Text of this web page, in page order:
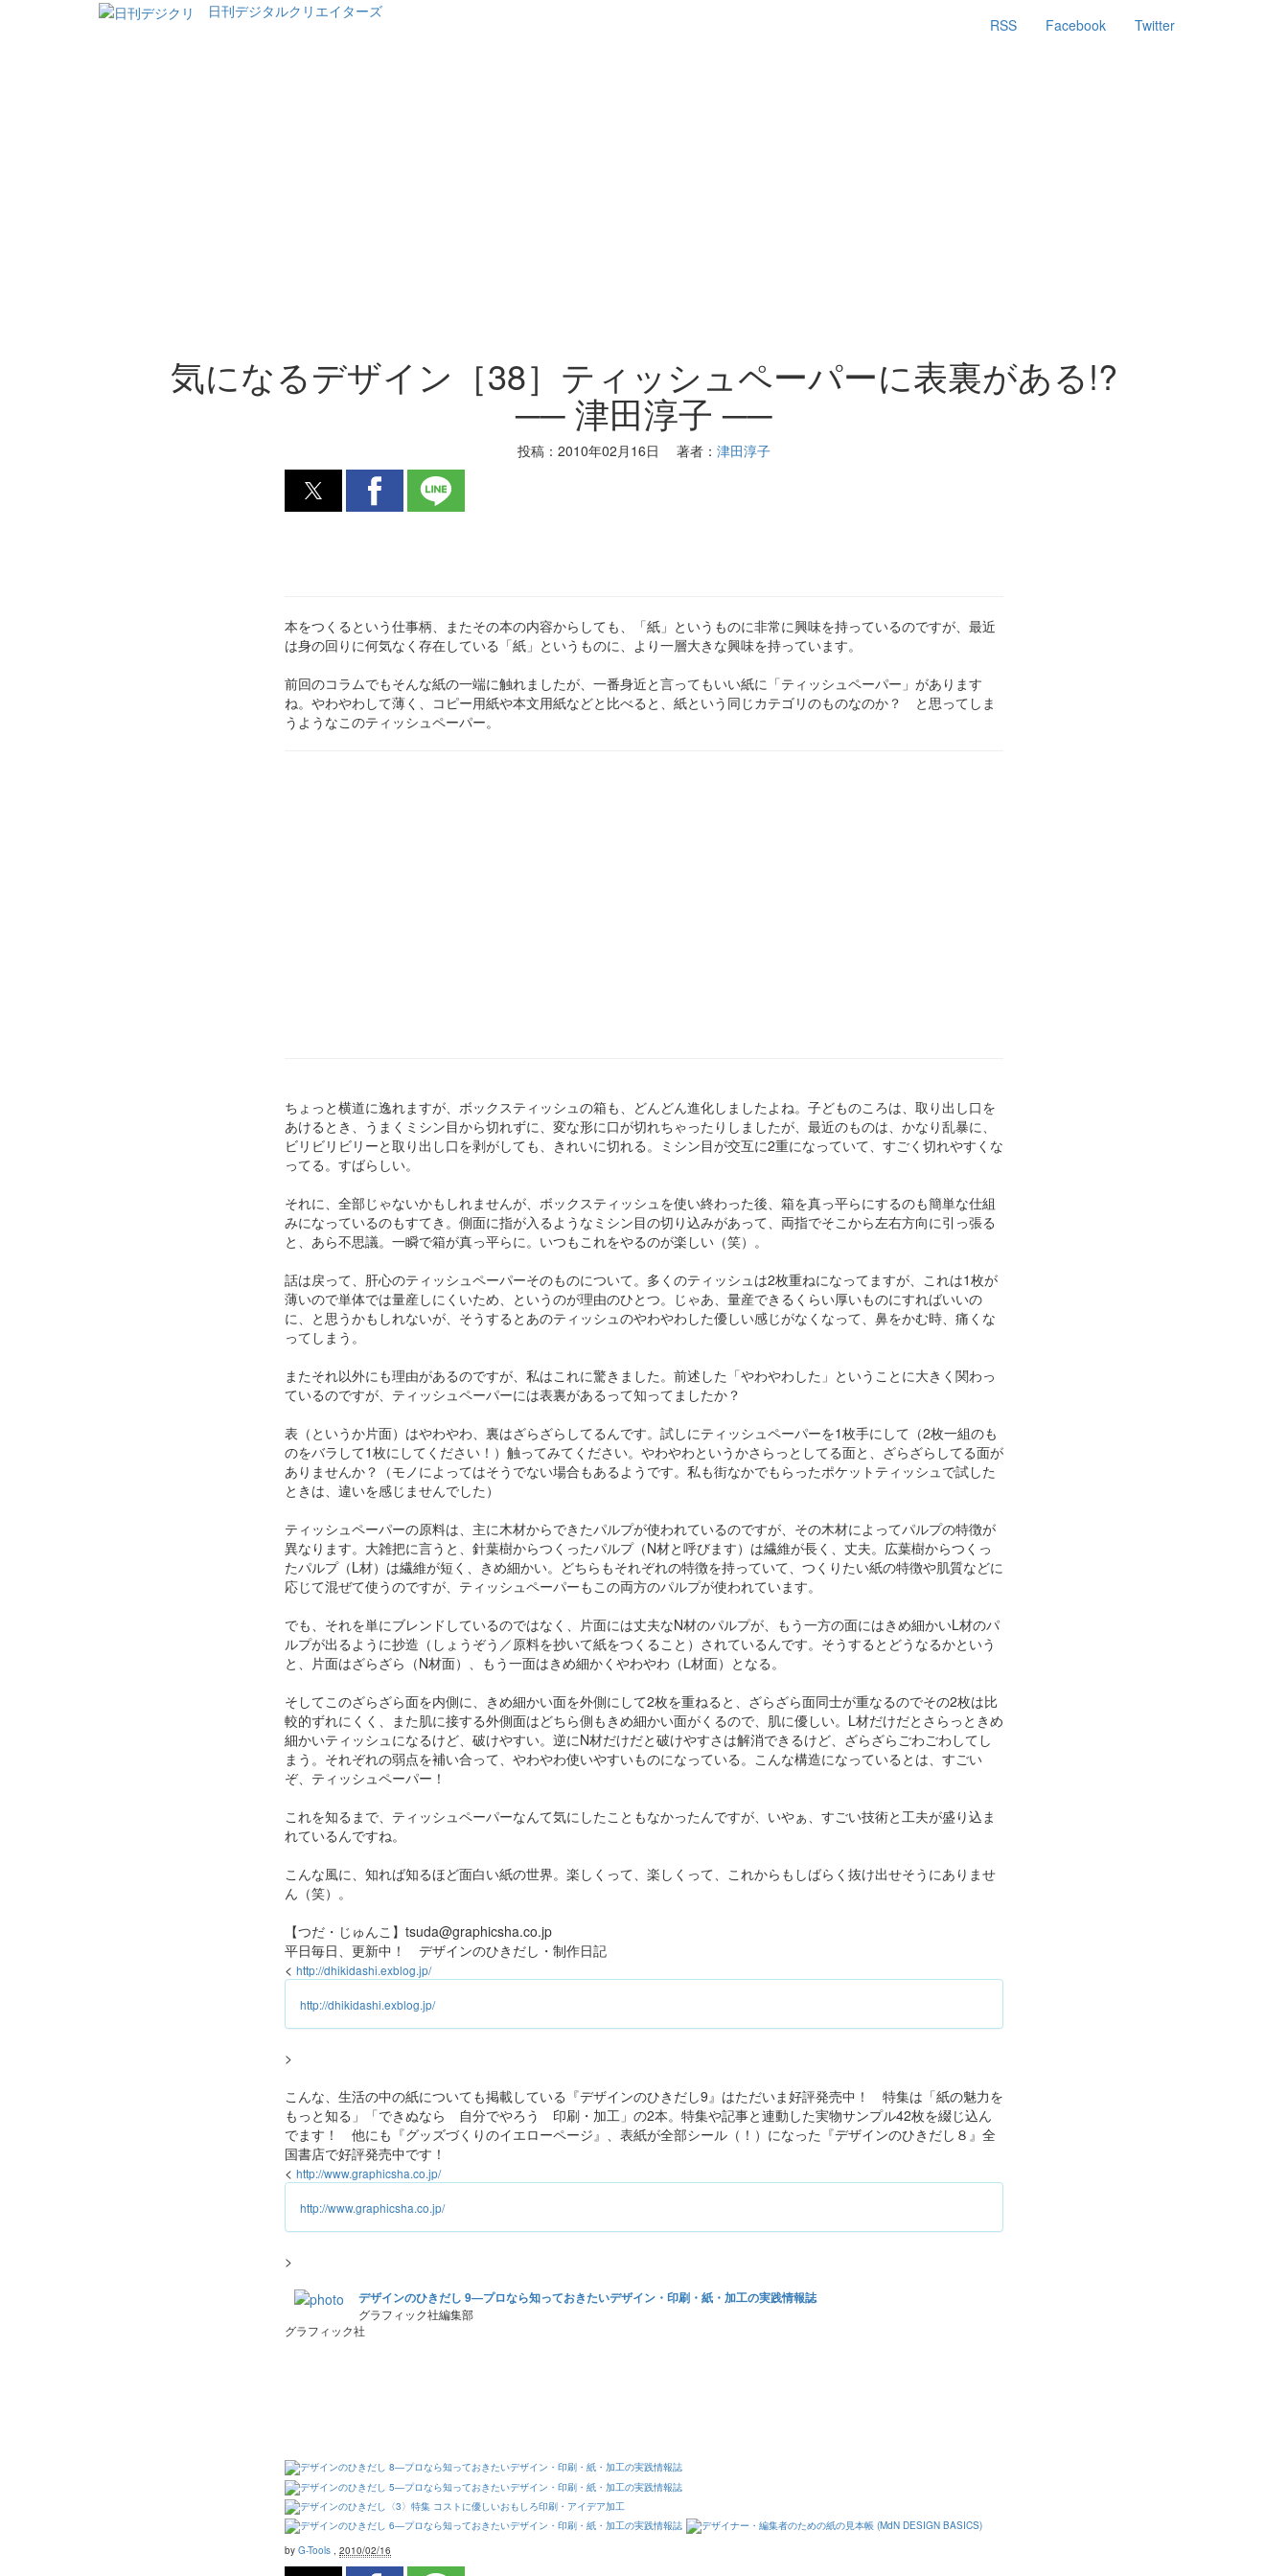
日刊デジタルクリエイターズ
RSS Facebook Twitter
気になるデザイン［38］ティッシュペーパーに表裏がある!?
── 津田淳子 ──
投稿： 2010年02月16日 著者： 津田淳子
本をつくるという仕事柄、またその本の内容からしても、「紙」というものに非常に興味を持っているのですが、最近
は身の回りに何気なく存在している「紙」というものに、より一層大きな興味を持っています。
前回のコラムでもそんな紙の一端に触れましたが、一番身近と言ってもいい紙に「ティッシュペーパー」があります
ね。やわやわして薄く、コピー用紙や本文用紙などと比べると、紙という同じカテゴリのものなのか？ と思ってしま
うようなこのティッシュペーパー。
ちょっと横道に逸れますが、ボックスティッシュの箱も、どんどん進化しましたよね。子どものころは、取り出し口を
あけるとき、うまくミシン目から切れずに、変な形に口が切れちゃったりしましたが、最近のものは、かなり乱暴に、
ビリビリビリーと取り出し口を剥がしても、きれいに切れる。ミシン目が交互に2重になっていて、すごく切れやすくな
ってる。すばらしい。
それに、全部じゃないかもしれませんが、ボックスティッシュを使い終わった後、箱を真っ平らにするのも簡単な仕組
みになっているのもすてき。側面に指が入るようなミシン目の切り込みがあって、両指でそこから左右方向に引っ張る
と、あら不思議。一瞬で箱が真っ平らに。いつもこれをやるのが楽しい（笑）。
話は戻って、肝心のティッシュペーパーそのものについて。多くのティッシュは2枚重ねになってますが、これは1枚が
薄いので単体では量産しにくいため、というのが理由のひとつ。じゃあ、量産できるくらい厚いものにすればいいの
に、と思うかもしれないが、そうするとあのティッシュのやわやわした優しい感じがなくなって、鼻をかむ時、痛くな
ってしまう。
またそれ以外にも理由があるのですが、私はこれに驚きました。前述した「やわやわした」ということに大きく関わっ
ているのですが、ティッシュペーパーには表裏があるって知ってましたか？
表（というか片面）はやわやわ、裏はざらざらしてるんです。試しにティッシュペーパーを1枚手にして（2枚一組のも
のをバラして1枚にしてください！）触ってみてください。やわやわというかさらっとしてる面と、ざらざらしてる面が
ありませんか？（モノによってはそうでない場合もあるようです。私も街なかでもらったポケットティッシュで試した
ときは、違いを感じませんでした）
ティッシュペーパーの原料は、主に木材からできたパルプが使われているのですが、その木材によってパルプの特徴が
異なります。大雑把に言うと、針葉樹からつくったパルプ（N材と呼びます）は繊維が長く、丈夫。広葉樹からつくっ
たパルプ（L材）は繊維が短く、きめ細かい。どちらもそれぞれの特徴を持っていて、つくりたい紙の特徴や肌質などに
応じて混ぜて使うのですが、ティッシュペーパーもこの両方のパルプが使われています。
でも、それを単にブレンドしているのではなく、片面には丈夫なN材のパルプが、もう一方の面にはきめ細かいL材のパ
ルプが出るように抄造（しょうぞう／原料を抄いて紙をつくること）されているんです。そうするとどうなるかという
と、片面はざらざら（N材面）、もう一面はきめ細かくやわやわ（L材面）となる。
そしてこのざらざら面を内側に、きめ細かい面を外側にして2枚を重ねると、ざらざら面同士が重なるのでその2枚は比
較的ずれにくく、また肌に接する外側面はどちら側もきめ細かい面がくるので、肌に優しい。L材だけだとさらっときめ
細かいティッシュになるけど、破けやすい。逆にN材だけだと破けやすさは解消できるけど、ざらざらごわごわしてし
まう。それぞれの弱点を補い合って、やわやわ使いやすいものになっている。こんな構造になっているとは、すごい
ぞ、ティッシュペーパー！
これを知るまで、ティッシュペーパーなんて気にしたこともなかったんですが、いやぁ、すごい技術と工夫が盛り込ま
れているんですね。
こんな風に、知れば知るほど面白い紙の世界。楽しくって、楽しくって、これからもしばらく抜け出せそうにありませ
ん（笑）。
【つだ・じゅんこ】tsuda@graphicsha.co.jp
平日毎日、更新中！ デザインのひきだし・制作日記
< http://dhikidashi.exblog.jp/
http://dhikidashi.exblog.jp/
>
こんな、生活の中の紙についても掲載している『デザインのひきだし9』はただいま好評発売中！ 特集は「紙の魅力を
もっと知る」「できぬなら 自分でやろう 印刷・加工」の2本。特集や記事と連動した実物サンプル42枚を綴じ込ん
でます！ 他にも『グッズづくりのイエローページ』、表紙が全部シール（！）になった『デザインのひきだし８』全
国書店で好評発売中です！
< http://www.graphicsha.co.jp/
http://www.graphicsha.co.jp/
>
デザインのひきだし 9―プロなら知っておきたいデザイン・印刷・紙・加工の実践情報誌
グラフィック社編集部
グラフィック社
by G-Tools , 2010/02/16